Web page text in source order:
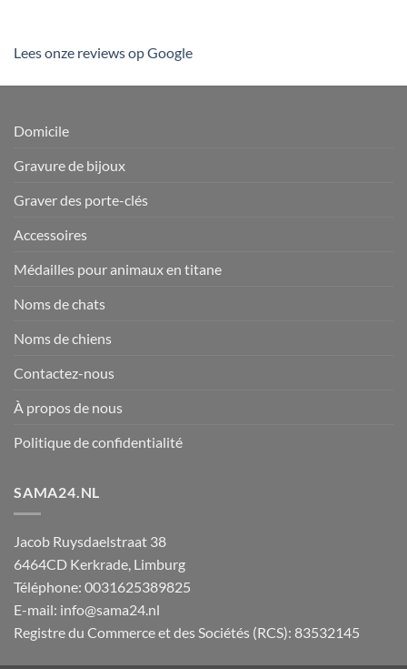
Lees onze reviews op Google
Domicile
Gravure de bijoux
Graver des porte-clés
Accessoires
Médailles pour animaux en titane
Noms de chats
Noms de chiens
Contactez-nous
À propos de nous
Politique de confidentialité
SAMA24.NL
Jacob Ruysdaelstraat 38
6464CD Kerkrade, Limburg
Téléphone: 0031625389825
E-mail: info@sama24.nl
Registre du Commerce et des Sociétés (RCS): 83532145